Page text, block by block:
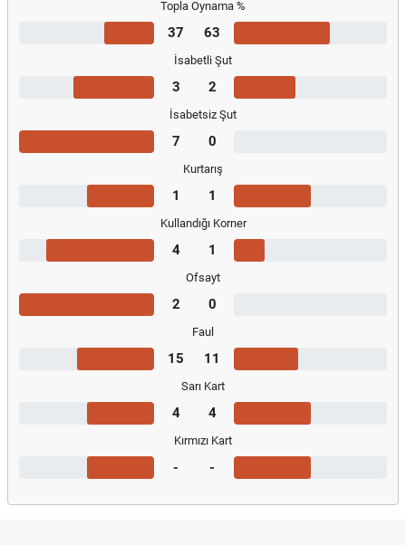
Topla Oynama %
37 63
İsabetli Şut
3 2
İsabetsiz Şut
7 0
Kurtarış
1 1
Kullandığı Korner
4 1
Ofsayt
2 0
Faul
15 11
Sarı Kart
4 4
Kırmızı Kart
- -